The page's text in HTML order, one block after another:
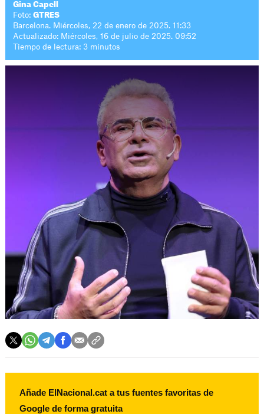
Gina Capell
Foto:GTRES
Barcelona. Miércoles, 22 de enero de 2025. 11:33
Actualizado: Miércoles, 16 de julio de 2025. 09:52
Tiempo de lectura: 3 minutos
Añade ElNacional.cat a tus fuentes favoritas de
Google de forma gratuita